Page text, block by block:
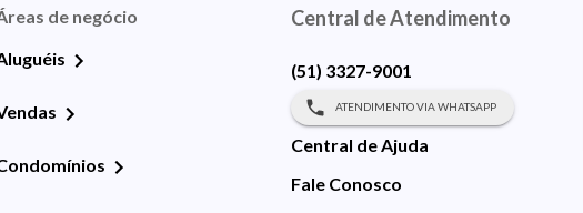
de negócio
Central de Atendimento
(51) 3327-9001
ATENDIMENTO VIA WHATSAPP
Central de Ajuda
Fale Conosco